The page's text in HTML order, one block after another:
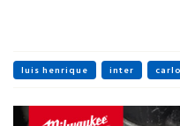
luis henrique inter